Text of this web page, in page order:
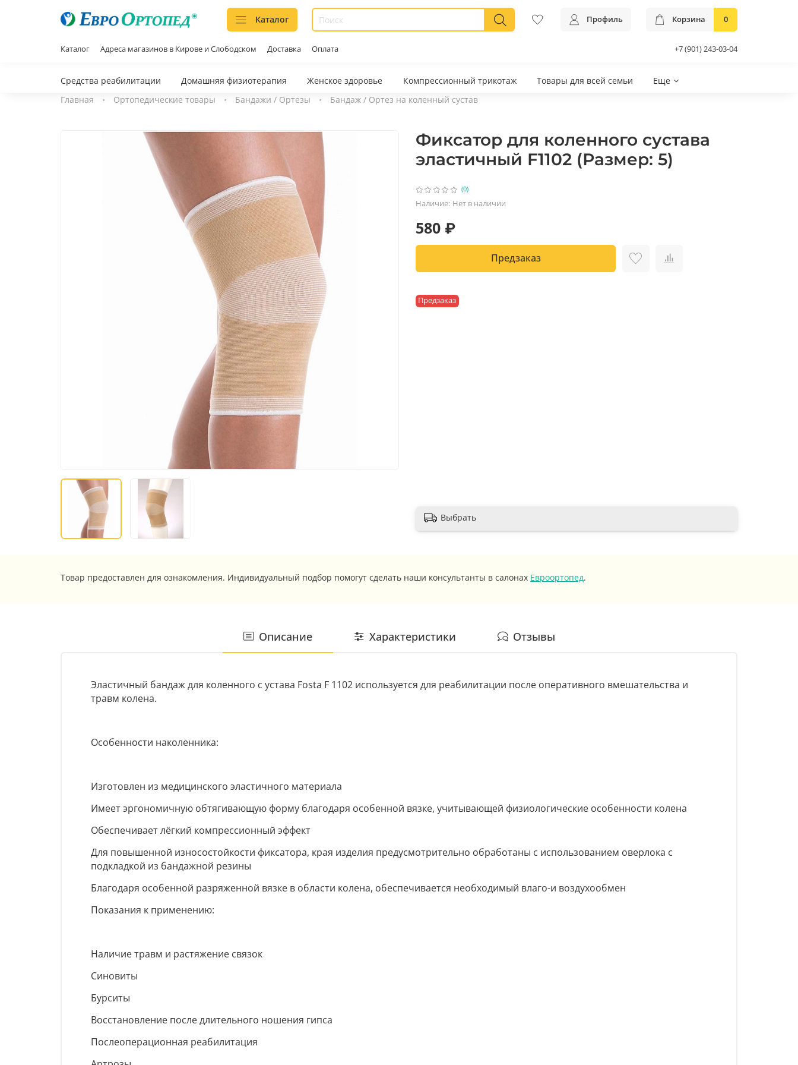
Каталог Профиль Корзина 0
Каталог Адреса магазинов в Кирове и Слободском Доставка Оплата +7 (901) 243-03-04
Средства реабилитации Домашняя физиотерапия Женское здоровье Компрессионный трикотаж Товары для всей семьи
Еще
Главная
Ортопедические товары Бандажи / Ортезы Бандаж / Ортез на коленный сустав
(0)
Наличие: Нет в наличии
Предзаказ
Фиксатор для коленного сустава
эластичный F1102 (Размер: 5)
580 ₽
Предзаказ
Выбрать
Товар предоставлен для ознакомления. Индивидуальный подбор помогут сделать наши консультанты в салонах Евроортопед.
Описание Характеристики Отзывы
Эластичный бандаж для коленного с устава Fosta F 1102 используется для реабилитации после оперативного вмешательства и
травм колена.
Особенности наколенника:
Изготовлен из медицинского эластичного материала
Имеет эргономичную обтягивающую форму благодаря особенной вязке, учитывающей физиологические особенности колена
Обеспечивает лёгкий компрессионный эффект
Для повышенной износостойкости фиксатора, края изделия предусмотрительно обработаны с использованием оверлока с
подкладкой из бандажной резины
Благодаря особенной разряженной вязке в области колена, обеспечивается необходимый влаго-и воздухообмен
Показания к применению:
Наличие травм и растяжение связок
Синовиты
Бурситы
Восстановление после длительного ношения гипса
Послеоперационная реабилитация